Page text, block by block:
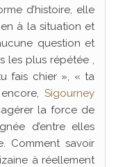
d’histoire, elle
à la situation et
question et
les plus répétée ,
fais chier », « ta
Sigourney
la force de
d’entre elles
Comment savoir
à réellement